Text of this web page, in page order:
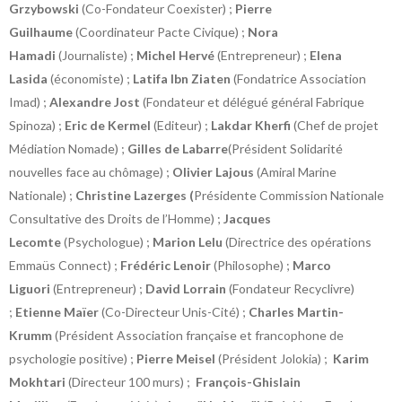
Grzybowski (Co-Fondateur Coexister) ; Pierre
Guilhaume(Coordinateur Pacte Civique) ; Nora
Hamadi (Journaliste) ; Michel Hervé(Entrepreneur) ; Elena
Lasida (économiste) ; Latifa Ibn Ziaten (Fondatrice Association
Imad) ; Alexandre Jost (Fondateur et délégué général Fabrique
Spinoza) ; Eric de Kermel (Editeur) ; Lakdar Kherfi (Chef de projet
Médiation Nomade) ; Gilles de Labarre(Président Solidarité
nouvelles face au chômage) ; Olivier Lajous (Amiral Marine
Nationale) ; Christine Lazerges (Présidente Commission Nationale
Consultative des Droits de l’Homme) ; Jacques
Lecomte(Psychologue) ; Marion Lelu (Directrice des opérations
Emmaüs Connect) ; Frédéric Lenoir(Philosophe) ; Marco
Liguori (Entrepreneur) ; David Lorrain (Fondateur Recyclivre)
; Etienne Maïer(Co-Directeur Unis-Cité) ; Charles Martin-
Krumm(Président Association française et francophone de
psychologie positive) ; Pierre Meisel (Président Jolokia) ; Karim
Mokhtari (Directeur 100 murs) ; François-Ghislain